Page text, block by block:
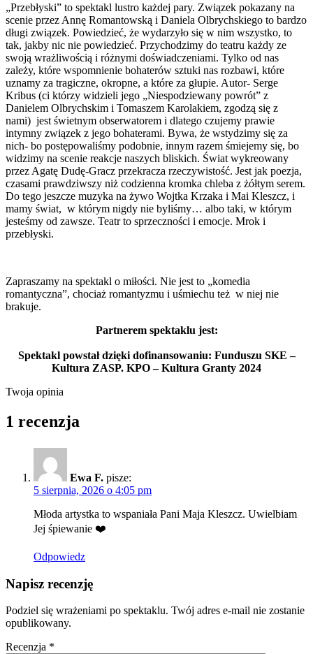
„Przebłyski” to spektakl lustro każdej pary. Związek pokazany na
scenie przez Annę Romantowską i Daniela Olbrychskiego to bardzo
długi związek. Powiedzieć, że wydarzyło się w nim wszystko, to
tak, jakby nic nie powiedzieć. Przychodzimy do teatru każdy ze
swoją wrażliwością i różnymi doświadczeniami. Tylko od nas
zależy, które wspomnienie bohaterów sztuki nas rozbawi, które
uznamy za tragiczne, okropne, a które za głupie. Autor- Serge
Kribus (ci którzy widzieli jego „Niespodziewany powrót” z
Danielem Olbrychskim i Tomaszem Karolakiem, zgodzą się z
nami) jest świetnym obserwatorem i dlatego czujemy prawie
intymny związek z jego bohaterami. Bywa, że wstydzimy się za
nich- bo postępowaliśmy podobnie, innym razem śmiejemy się, bo
widzimy na scenie reakcje naszych bliskich. Świat wykreowany
przez Agatę Dudę-Gracz przekracza rzeczywistość. Jest jak poezja,
czasami prawdziwszy niż codzienna kromka chleba z żółtym serem.
Do tego jeszcze muzyka na żywo Wojtka Krzaka i Mai Kleszcz, i
mamy świat, w którym nigdy nie byliśmy… albo taki, w którym
jesteśmy od zawsze. Teatr to sprzeczności i emocje. Mrok i
przebłyski.
Zapraszamy na spektakl o miłości. Nie jest to „komedia
romantyczna”, chociaż romantyzmu i uśmiechu też w niej nie
brakuje.
Partnerem spektaklu jest:
Spektakl powstał dzięki dofinansowaniu: Funduszu SKE –
Kultura ZASP. KPO – Kultura Granty 2024
Twoja opinia
1 recenzja
Ewa F. pisze:
5 sierpnia, 2026 o 4:05 pm
Młoda artystka to wspaniała Pani Maja Kleszcz. Uwielbiam
Jej śpiewanie ❤️
Odpowiedz
Napisz recenzję
Podziel się wrażeniami po spektaklu. Twój adres e-mail nie zostanie
opublikowany.
Recenzja *